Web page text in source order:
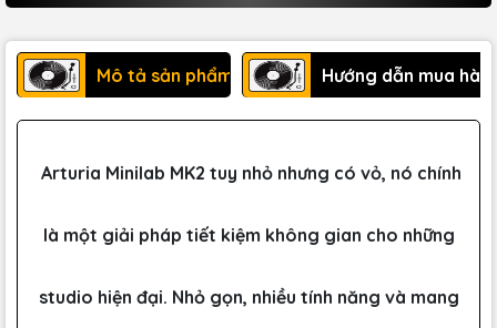
Mô tả sản phẩm Hướng dẫn mua
Arturia Minilab MK2 tuy nhỏ nhưng có vỏ, nó chính
là một giải pháp tiết kiệm không gian cho những
studio hiện đại. Nhỏ gọn, nhiều tính năng và mang